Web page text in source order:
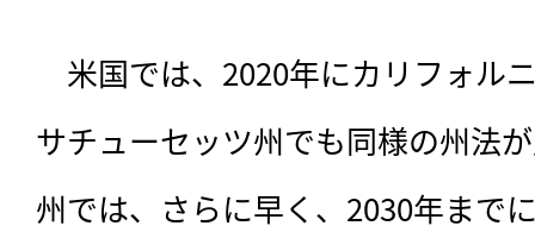
米国では、2020年にカリフォル
サチューセッツ州でも同様の州法
州では、さらに早く、2030年まで